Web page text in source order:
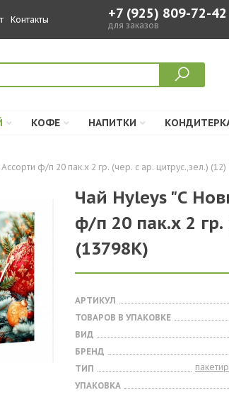
Контакты +7 (925) 809-72-42
для заказов
КОФЕ НАПИТКИ
ф/п 20 пак.х 2 гр. (чер. с ар. цитрус.,зел.) (12)
Чай Hyleys "С
ф/п 20 пак.х 2 гр.
(13798К)
АРТИКУЛ
ТОВАРОВ В УПАКОВКЕ
ВИД
БРЕНД
ТИП
УПАКОВКА